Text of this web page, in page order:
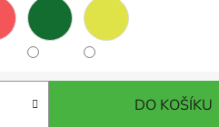
DO KOŠÍKU